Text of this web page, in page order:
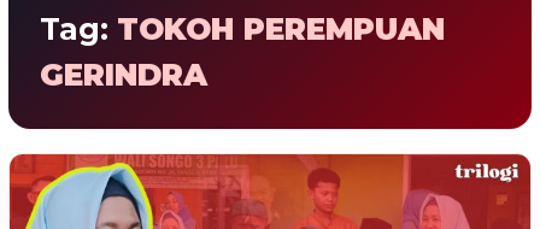
Tag: TOKOH PEREMPUAN
GERINDRA